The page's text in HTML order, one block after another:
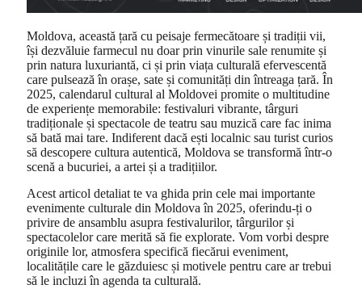
Moldova, această țară cu peisaje fermecătoare și tradiții vii,
își dezvăluie farmecul nu doar prin vinurile sale renumite și
prin natura luxuriantă, ci și prin viața culturală efervescentă
care pulsează în orașe, sate și comunități din întreaga țară. În
2025, calendarul cultural al Moldovei promite o multitudine
de experiențe memorabile: festivaluri vibrante, târguri
tradiționale și spectacole de teatru sau muzică care fac inima
să bată mai tare. Indiferent dacă ești localnic sau turist curios
să descopere cultura autentică, Moldova se transformă într-o
scenă a bucuriei, a artei și a tradițiilor.
Acest articol detaliat te va ghida prin cele mai importante
evenimente culturale din Moldova în 2025, oferindu-ți o
privire de ansamblu asupra festivalurilor, târgurilor și
spectacolelor care merită să fie explorate. Vom vorbi despre
originile lor, atmosfera specifică fiecărui eveniment,
localitățile care le găzduiesc și motivele pentru care ar trebui
să le incluzi în agenda ta culturală.